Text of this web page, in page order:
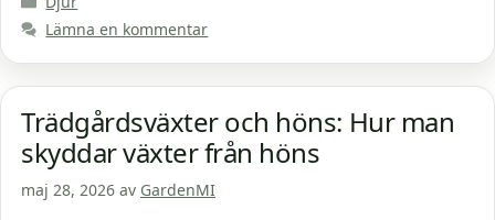
Lämna en kommentar
Trädgårdsväxter och höns: Hur man
skyddar växter från höns
maj 28, 2026 av GardenMI